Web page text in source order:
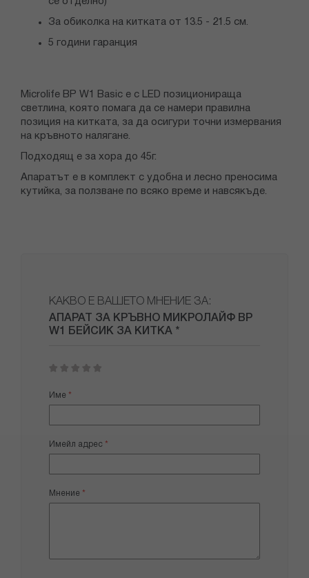
За обиколка на китката от 13.5 - 21.5 см.
5 години гаранция
Microlife ВР W1 Basic е с LED позиционираща
светлина, която помага да се намери правилна
позиция на китката, за да осигури точни измервания
на кръвното налягане.
Подходящ е за хора до 45г.
Апаратът e в комплект с удобна и лесно преносима
кутийка, за ползване по всяко време и навсякъде.
КАКВО Е ВАШЕТО МНЕНИЕ ЗА:
АПАРАТ ЗА КРЪВНО МИКРОЛАЙФ BP
W1 БЕЙСИК ЗА КИТКА *
star
stars
stars
stars
stars
Име
Имейл адрес
Мнение